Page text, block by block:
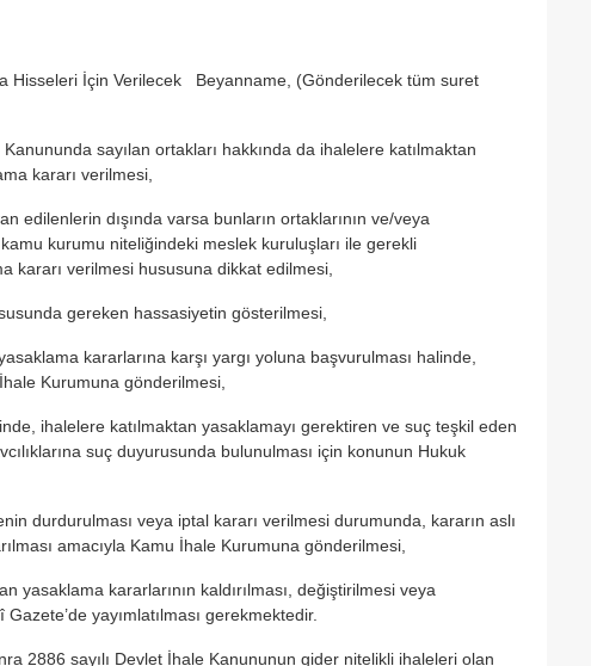
Hisseleri İçin Verilecek Beyanname, (Gönderilecek tüm suret
sayılan ortakları hakkında da ihalelere katılmaktan
kararı verilmesi,
edilenlerin dışında varsa bunların ortaklarının ve/veya
kurumu niteliğindeki meslek kuruluşları ile gerekli
kararı verilmesi hususuna dikkat edilmesi,
gereken hassasiyetin gösterilmesi,
kararlarına karşı yargı yoluna başvurulması halinde,
Kurumuna gönderilmesi,
ihalelere katılmaktan yasaklamayı gerektiren ve suç teşkil eden
suç duyurusunda bulunulması için konunun Hukuk
durdurulması veya iptal kararı verilmesi durumunda, kararın aslı
amacıyla Kamu İhale Kurumuna gönderilmesi,
yasaklama kararlarının kaldırılması, değiştirilmesi veya
yayımlatılması gerekmektedir.
2886 sayılı Devlet İhale Kanununun gider nitelikli ihaleleri olan